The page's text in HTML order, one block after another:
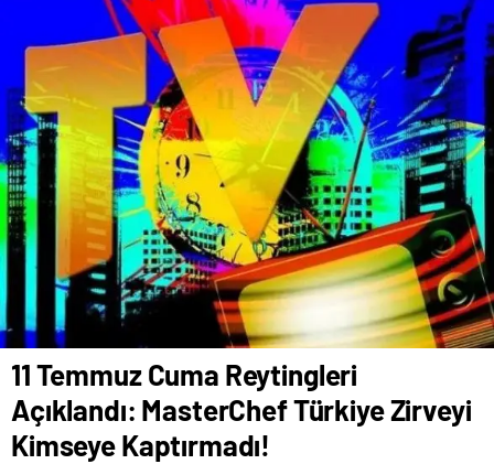
11 Temmuz Cuma Reytingleri
Açıklandı: MasterChef Türkiye Zirveyi
Kimseye Kaptırmadı!